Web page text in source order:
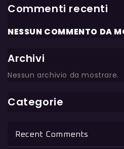
Commenti recenti
NESSUN COMMENTO DA
Archivi
Nessun archivio da mostrare.
Categorie
Recent Comments